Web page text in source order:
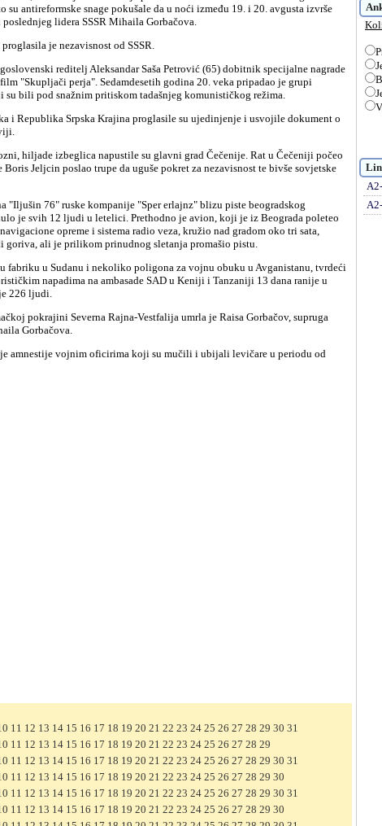
su antireformske snage pokušale da u noći između 19. i 20. avgusta izvrše
lidera SSSR Mihaila Gorbačova.
je nezavisnost od SSSR.
"Skupljači perja". Sedamdesetih godina 20. veka pripadao je grupi
su bili pod snažnim pritiskom tadašnjeg komunističkog režima.
Boris Jeljcin poslao trupe da uguše pokret za nezavisnost te bivše sovjetske
je svih 12 ljudi u letelici. Prethodno je avion, koji je iz Beograda poleteo
opreme i sistema radio veza, kružio nad gradom oko tri sata,
goriva, ali je prilikom prinudnog sletanja promašio pistu.
napadima na ambasade SAD u Keniji i Tanzaniji 13 dana ranije u
226 ljudi.
Gorbačova.
11 12 13 14 15 16 17 18 19 20 21 22 23 24 25 26 27 28 29 30 31
11 12 13 14 15 16 17 18 19 20 21 22 23 24 25 26 27 28 29
11 12 13 14 15 16 17 18 19 20 21 22 23 24 25 26 27 28 29 30 31
11 12 13 14 15 16 17 18 19 20 21 22 23 24 25 26 27 28 29 30
11 12 13 14 15 16 17 18 19 20 21 22 23 24 25 26 27 28 29 30 31
11 12 13 14 15 16 17 18 19 20 21 22 23 24 25 26 27 28 29 30